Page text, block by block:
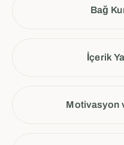
Bağ
İçerik
Motivasyon